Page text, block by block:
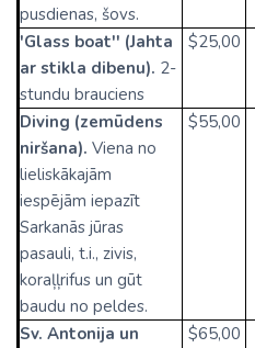
pusdienas, šovs.
'Glass boat'' (Jahta
ar stikla dibenu). 2-
stundu brauciens
$25,00
Diving (zemūdens
niršana). Viena no
lieliskākajām
iespējām iepazīt
Sarkanās jūras
pasauli, t.i., zivis,
koraļļrifus un gūt
baudu no peldes.
$55,00
Sv. Antonija un
$65,00